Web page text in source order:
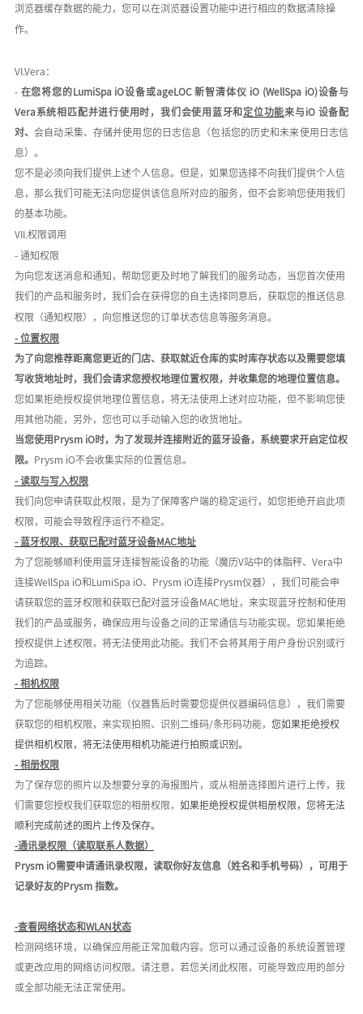
浏览器缓存数据的能力，您可以在浏览器设置功能中进行相应的数据清除操
作。
VI.Vera：
- 在您将您的LumiSpa iO设备或ageLOC 新智清体仪 iO (WellSpa iO)设备与
Vera系统相匹配并进行使用时 ， 我们会使用蓝牙和 定位功能来与 iO 设备配
对、会自动采集、存储并使用 您的日志信息（包括您的历史和未来使用日志信
息） 。
您不是必须向我们提供上述个人信息。但是，如果您选择不向我们提供个人信
息，那么我们可能无法向您提供该信息所对应的服务，但不会影响您使用我们
的基本功能。
VII.权限调用
- 通知权限
为向您发送消息和通知，帮助您更及时地了解我们的服务动态，当您首次使用
我们的产品和服务时，我们会在获得您的自主选择同意后，获取您的推送信息
权限（通知权限），向您推送您的订单状态信息等服务消息。
- 位置权限
为了向您推荐距离您更近的门店、获取就近仓库的实时库存状态以及需要您填
写收货地址时，我们会请求您授权地理位置权限，并收集您的地理位置信息。
您如果拒绝授权提供地理位置信息，将无法使用上述对应功能，但不影响您使
用其他功能，另外，您也可以手动输入您的收货地址。
当您使用 Prysm iO时，为了发现并连接附近的蓝牙设备，系统要求开启定位权
限。 Prysm iO不会收集实际的位置信息。
- 读取与写入权限
我们向您申请获取此权限，是为了保障客户端的稳定运行，如您拒绝开启此项
权限，可能会导致程序运行不稳定。
- 蓝牙权限、获取已配对蓝牙设备MAC地址
为了您能够顺利使用蓝牙连接智能设备的功能（魔历V站中的体脂秤、Vera中
连接WellSpa iO和LumiSpa iO、Prysm iO连接Prysm仪器），我们可能会申
请获取您的蓝牙权限和获取已配对蓝牙设备MAC地址，来实现蓝牙控制和使用
我们的产品或服务， 确保应用与设备之间的正常通信与功能实现。您如果拒绝
授权提供上述权限，将无法使用此功能。我们 不会将其用于用户身份识别或行
为追踪。
- 相机权限
为了您能够使用相关功能（仪器售后时需要您提供仪器编码信息），我们需要
获取您的相机权限，来实现拍照、识别二维码/条形码功能， 您如果拒绝授权
提供相机权限 ，将无法使用相机功能进行拍照或识别 。
- 相册权限
为了保存您的照片以及想要分享的海报图片 ，或从相册选择图片进行上传，我
们需要您授权我们获取您的相册权限， 如果拒绝授权提供相册权限 ， 您将无法
顺利 完成前述的图片上传及保存。
-通讯录权限（读取联系人数据）
Prysm iO需要申请通讯录权限，读取你好友信息（姓名和手机号码），可用于
记录好友的Prysm 指数。
-查看网络状态和WLAN状态
检测网络环境，以确保应用能正常加载内容。 您可以通过设备的系统设置管理
或更改应用的网络访问权限。请注意，若您关闭此权限，可能导致应用的部分
或全部功能无法正常使用。